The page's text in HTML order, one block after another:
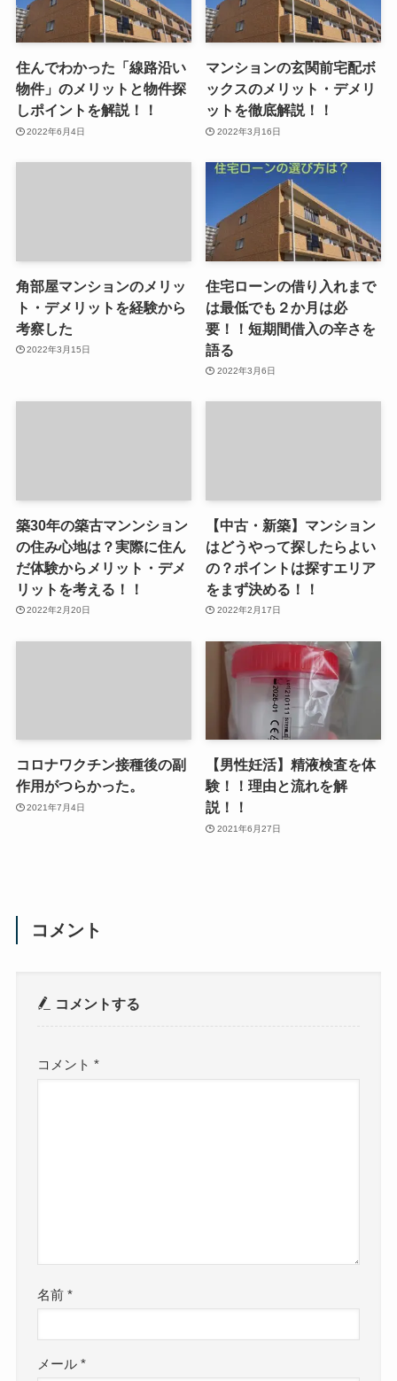
住んでわかった「線路沿い
物件」のメリットと物件探
しポイントを解説！！
2022年6月4日
マンションの玄関前宅配ボ
ックスのメリット・デメリ
ットを徹底解説！！
2022年3月16日
角部屋マンションのメリッ
ト・デメリットを経験から
考察した
2022年3月15日
住宅ローンの借り入れまで
は最低でも２か月は必
要！！短期間借入の辛さを
語る
2022年3月6日
築30年の築古マンンション
の住み心地は？実際に住ん
だ体験からメリット・デメ
リットを考える！！
2022年2月20日
【中古・新築】マンション
はどうやって探したらよい
の？ポイントは探すエリア
をまず決める！！
2022年2月17日
コロナワクチン接種後の副
作用がつらかった。
2021年7月4日
【男性妊活】精液検査を体
験！！理由と流れを解
説！！
2021年6月27日
コメント
コメントする
コメント*
名前*
メール*